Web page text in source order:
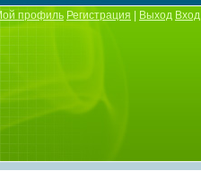
профиль Регистрация Выход Вход